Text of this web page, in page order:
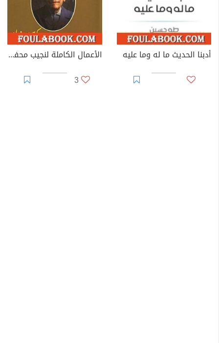
أدبنا الحديث ما له وما عليه
الأعمال الكاملة لنجيب محفوظ 5
3